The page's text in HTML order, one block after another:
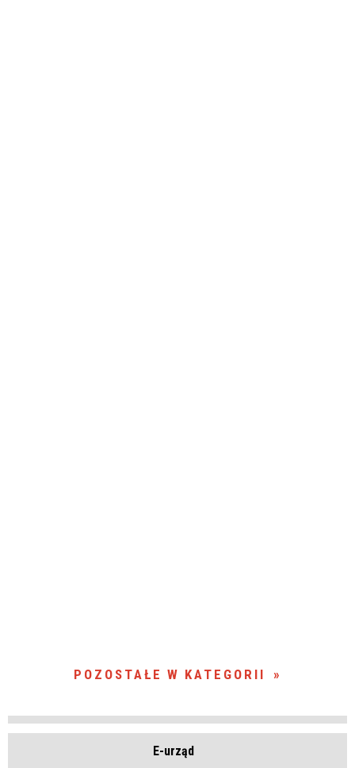
POZOSTAŁE W KATEGORII
E-urząd